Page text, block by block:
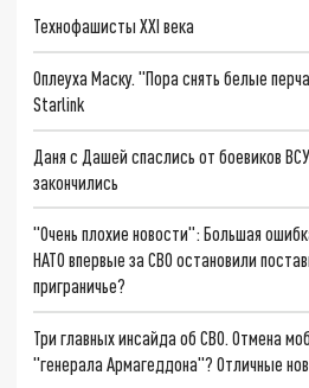
Технофашисты XXI века
Оплеуха Маску. "Пора снять белые
Starlink
Даня с Дашей спаслись от боевиков
закончились
"Очень плохие новости": Большая
НАТО впервые за СВО остановили
приграничье?
Три главных инсайда об СВО. Отмена
"генерала Армагеддона"? Отличные